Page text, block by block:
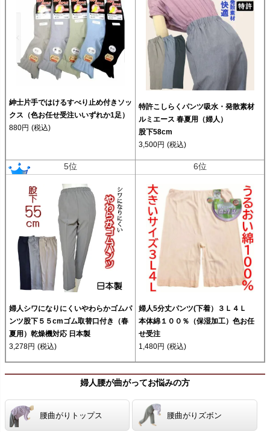
紳士片手ではけるすべり止め付きソッ
クス（色お任せ受注いいずれか1足）
880円 (税込)
特許こしらくパンツ吸水・発散素材
ルミエース 春夏用（婦人）
股下58cm
3,500円 (税込)
5位
婦人シワになりにくいやわらかゴムパ
ンツ股下５５cmゴム取替口付き（春
夏用）乾燥機対応 日本製
3,278円 (税込)
6位
婦人5分丈パンツ(下着）３Ｌ４Ｌ
本体綿１００％（保湿加工）色お任
せ受注
1,480円 (税込)
婦人腰が曲がってお悩みの方
腰曲がりトップス 腰曲がりズボン